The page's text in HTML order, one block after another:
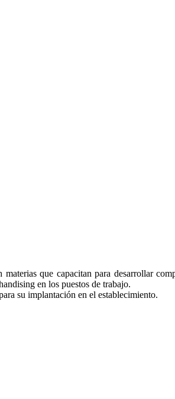
que capacitan para desarrollar
en los puestos de trabajo.
su implantación en el establecimiento.